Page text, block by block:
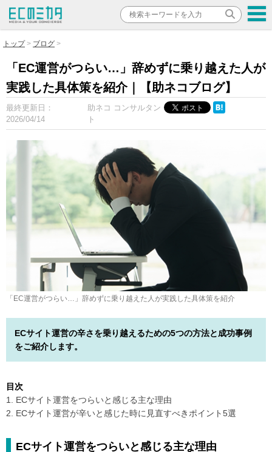
トップ ブログ
「EC運営がつらい…」辞めずに乗り越えた人が
実践した具体策を紹介｜【助ネコブログ】
最終更新日：
2026/04/14
助ネコ コンサルタン
ト
「EC運営がつらい…」辞めずに乗り越えた人が実践した具体策を紹介
ECサイト運営の辛さを乗り越えるための5つの方法と成功事例
をご紹介します。
目次
1. ECサイト運営をつらいと感じる主な理由
2. ECサイト運営が辛いと感じた時に見直すべきポイント5選
ECサイト運営をつらいと感じる主な理由